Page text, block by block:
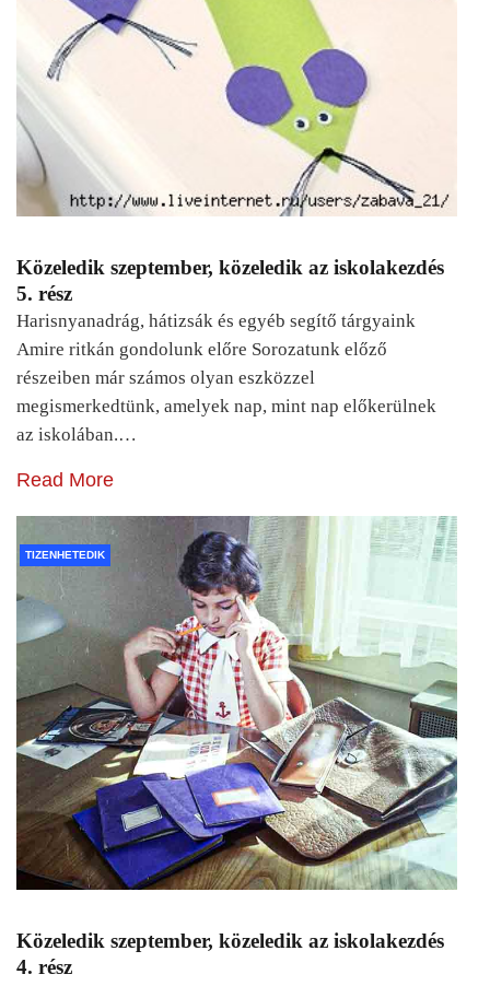
Közeledik szeptember, közeledik az iskolakezdés
5. rész
Harisnyanadrág, hátizsák és egyéb segítő tárgyaink
Amire ritkán gondolunk előre Sorozatunk előző
részeiben már számos olyan eszközzel
megismerkedtünk, amelyek nap, mint nap előkerülnek
az iskolában.…
Read More
TIZENHETEDIK
Közeledik szeptember, közeledik az iskolakezdés
4. rész